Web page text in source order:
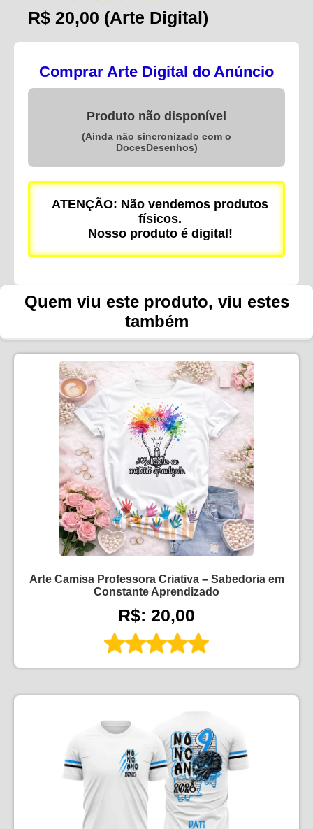
R$ 20,00 (Arte Digital)
Comprar Arte Digital do Anúncio
Produto não disponível
(Ainda não sincronizado com o
DocesDesenhos)
ATENÇÃO: Não vendemos produtos
físicos.
Nosso produto é digital!
Quem viu este produto, viu estes
também
Arte Camisa Professora Criativa – Sabedoria em
Constante Aprendizado
R$: 20,00